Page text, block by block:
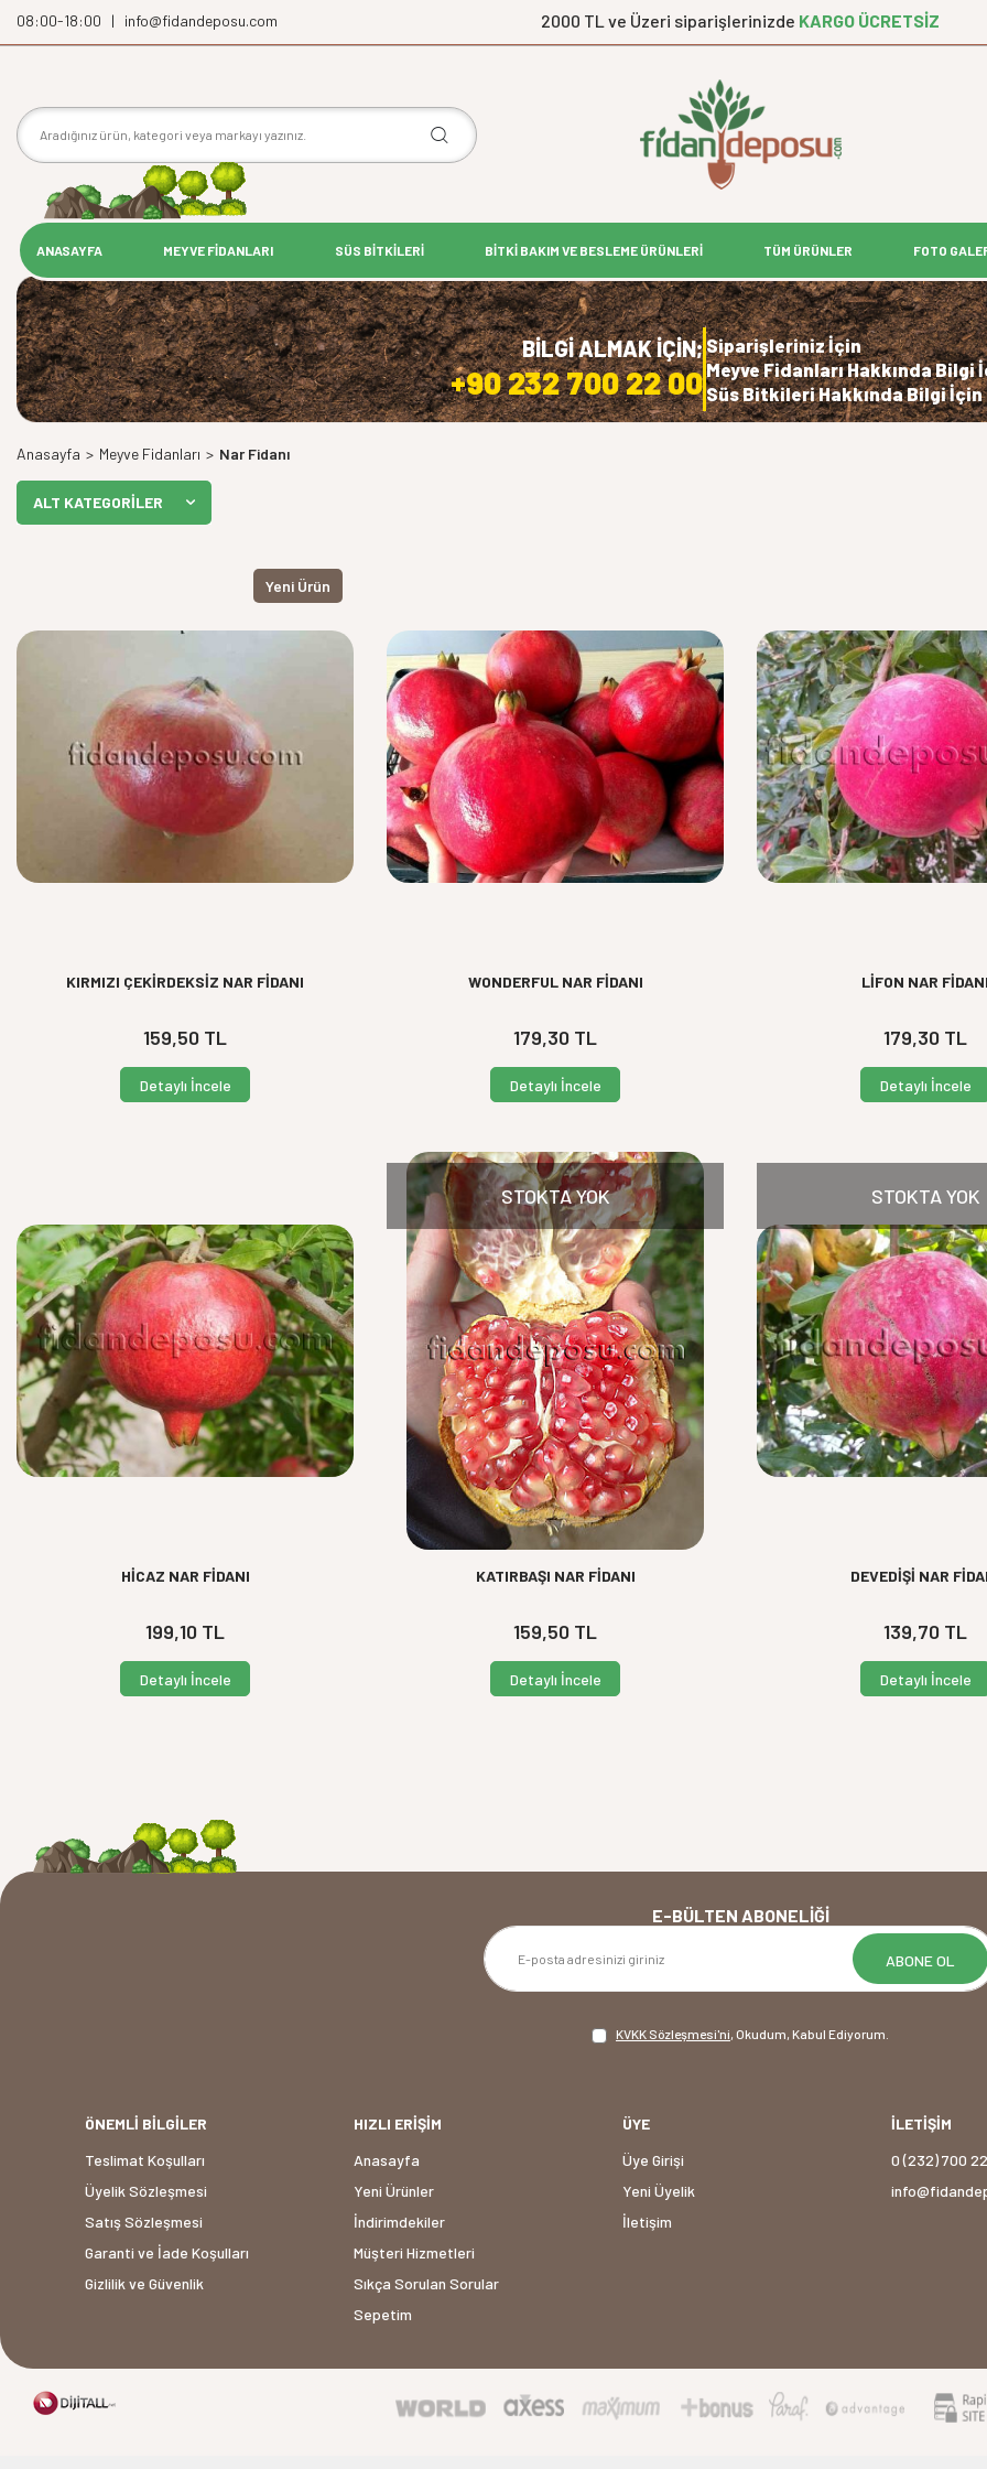
08:00-18:00 | info@fidandeposu.com 2000 TL ve Üzeri siparişlerinizde KARGO ÜCRETSİZ
ANASAYFA MEYVE FİDANLARI SÜS BİTKİLERİ BİTKİ BAKIM VE BESLEME ÜRÜNLERİ TÜM ÜRÜNLER FOTO
BİLGİ ALMAK İÇİN;
+90 232 700 22 00
Siparişleriniz İçin
Meyve Fidanları Hakkında Bilgi
Süs Bitkileri Hakkında Bilgi İçin
Anasayfa > Meyve Fidanları > Nar Fidanı
ALT KATEGORILER
Yeni Ürün
KIRMIZI ÇEKİRDEKSİZ NAR FİDANI
159,50 TL
Detaylı İncele
WONDERFUL NAR FİDANI
179,30 TL
Detaylı İncele
LİFON NAR
179,30 TL
Detaylı İncele
HİCAZ NAR FİDANI
199,10 TL
Detaylı İncele
STOKTA YOK
KATIRBAŞI NAR FİDANI
159,50 TL
Detaylı İncele
STOKTA YOK
DEVEDİŞİ NAR
139,70 TL
Detaylı İncele
E-BÜLTEN ABONELIĞI
ABONE OL
KVKK Sözleşmesi'ni, Okudum, Kabul Ediyorum.
ÖNEMLİ BİLGİLER
Teslimat Koşulları
Üyelik Sözleşmesi
Satış Sözleşmesi
Garanti ve İade Koşulları
Gizlilik ve Güvenlik
HIZLI ERİŞİM
Anasayfa
Yeni Ürünler
İndirimdekiler
Müşteri Hizmetleri
Sıkça Sorulan Sorular
Sepetim
ÜYE
Üye Girişi
Yeni Üyelik
İletişim
İLETİŞİM
0 (232) 700